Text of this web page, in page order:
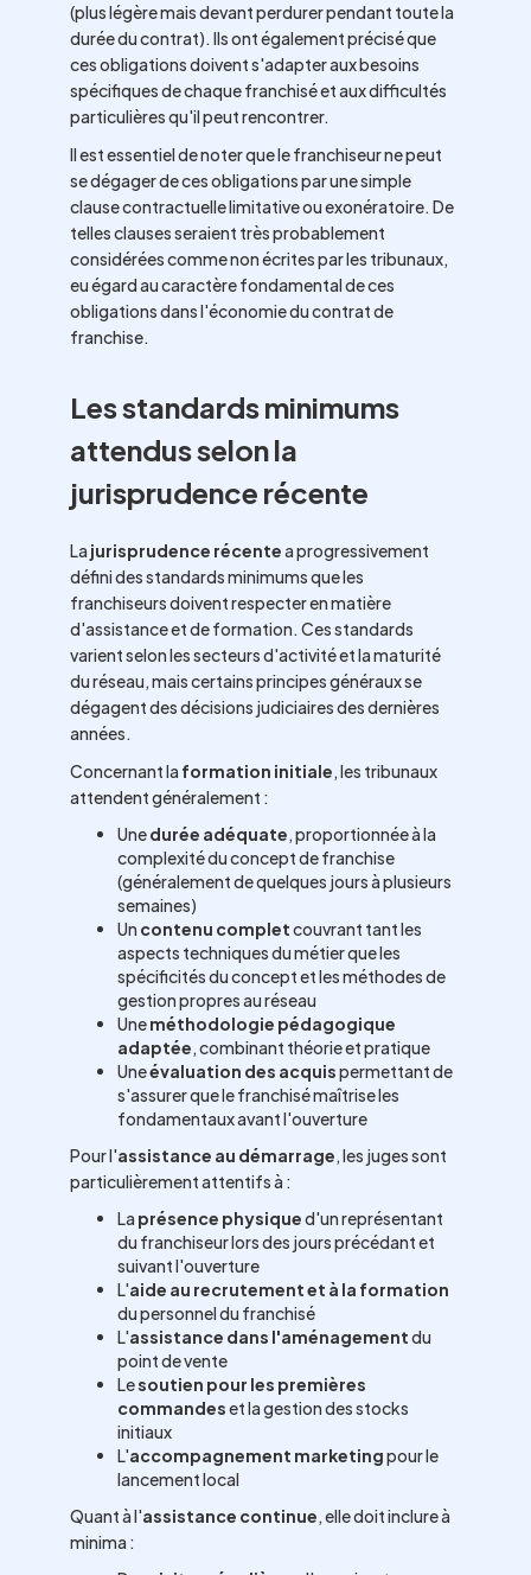
(plus légère mais devant perdurer pendant toute la
durée du contrat). Ils ont également précisé que
ces obligations doivent s'adapter aux besoins
spécifiques de chaque franchisé et aux difficultés
particulières qu'il peut rencontrer.
Il est essentiel de noter que le franchiseur ne peut
se dégager de ces obligations par une simple
clause contractuelle limitative ou exonératoire. De
telles clauses seraient très probablement
considérées comme non écrites par les tribunaux,
eu égard au caractère fondamental de ces
obligations dans l'économie du contrat de
franchise.
Les standards minimums
attendus selon la
jurisprudence récente
La jurisprudence récentea progressivement
défini des standards minimums que les
franchiseurs doivent respecter en matière
d'assistance et de formation. Ces standards
varient selon les secteurs d'activité et la maturité
du réseau, mais certains principes généraux se
dégagent des décisions judiciaires des dernières
années.
Concernant la formation initiale, les tribunaux
attendent généralement :
Unedurée adéquate, proportionnée à la
complexité du concept de franchise
(généralement de quelques jours à plusieurs
semaines)
Un contenu completcouvrant tant les
aspects techniques du métier que les
spécificités du concept et les méthodes de
gestion propres au réseau
Uneméthodologie pédagogique
adaptée, combinant théorie et pratique
Uneévaluation des acquispermettant de
s'assurer que le franchisé maîtrise les
fondamentaux avant l'ouverture
Pour l'assistance au démarrage, les juges sont
particulièrement attentifs à :
La présence physiqued'un représentant
du franchiseur lors des jours précédant et
suivant l'ouverture
L'aide au recrutement et à la formation
du personnel du franchisé
L'assistance dans l'aménagementdu
point de vente
Lesoutien pour les premières
commandeset la gestion des stocks
initiaux
L'accompagnement marketingpour le
lancement local
Quant à l'assistance continue, elle doit inclure à
minima :